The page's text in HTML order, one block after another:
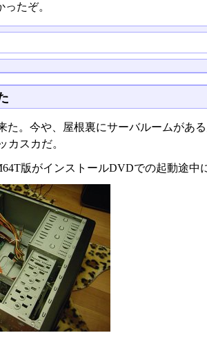
たぞ。
た。今や、屋根裏にサーバルームがあ
カスカだ。
版がインストールDVDでの起動途中